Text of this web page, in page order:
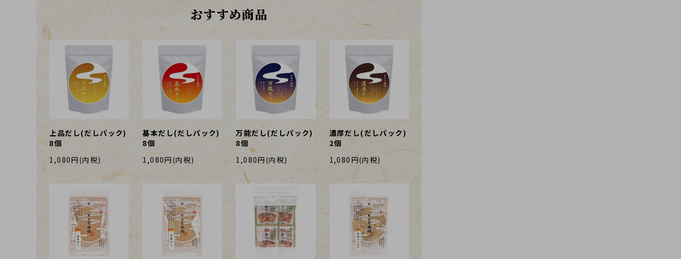
おすすめ商品
上品だし(だしパック)
8個
1,080円(内税)
基本だし(だしパック)
8個
1,080円(内税)
万能だし(だしパック)
8個
1,080円(内税)
濃厚だし(だしパック)
2個
1,080円(内税)